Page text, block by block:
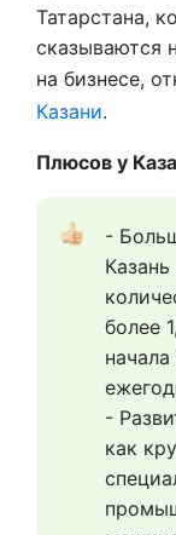
Татарстана,
сказываются
на бизнесе,
Казани.
Плюсов у
-
более
-
как